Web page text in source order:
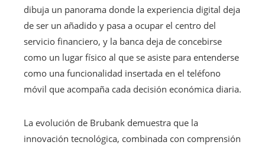
dibuja un panorama donde la experiencia digital deja
de ser un añadido y pasa a ocupar el centro del
servicio financiero, y la banca deja de concebirse
como un lugar físico al que se asiste para entenderse
como una funcionalidad insertada en el teléfono
móvil que acompaña cada decisión económica diaria.
La evolución de Brubank demuestra que la
innovación tecnológica, combinada con comprensión